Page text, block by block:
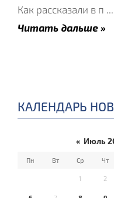
Как рассказали в п ...
Читать дальше »
КАЛЕНДАРЬ
« Июль
Пн Вт Ср Чт
1 2